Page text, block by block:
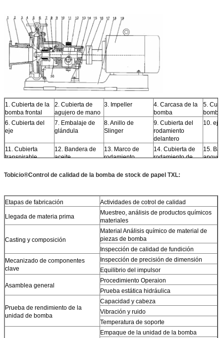
1. Cubierta de la
bomba frontal
2. Cubierta de
agujero de mano
3. Impeller
4. Carcasa de la
bomba
5.
bomba
6. Cubierta del
eje
7. Embalaje de
glándula
8. Anillo de
Slinger
9. Cubierta del
rodamiento
delantero
10. eje
11. Cubierta
transpirable
12. Bandera de
aceite
13. Marco de
rodamiento
14. Cubierta de
rodamiento de
15.
apoyo
16. Acoplamiento 17. Acoplamiento 18. Placa de base19. Motor
Tobicio®Control de calidad de la bomba de stock de papel TXL:
Etapas de fabricación Actividades de cotrol de calidad
Llegada de materia prima
Muestreo, análisis de productos químicos
materiales
Casting y composición
Material Análisis químico de material de
piezas de bomba
Inspección de calidad de fundición
Mecanizado de componentes
clave
Inspección de precisión de dimensión
Equilibrio del impulsor
Asamblea general
Procedimiento Operaion
Prueba estática hidráulica
Prueba de rendimiento de la
unidad de bomba
Capacidad y cabeza
Vibración y ruido
Temperatura de soporte
Empaque de la unidad de la bomba